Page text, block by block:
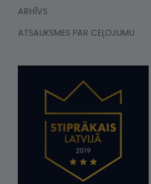
ARHĪVS
ATSAUKSMES PAR CEĻOJUMU